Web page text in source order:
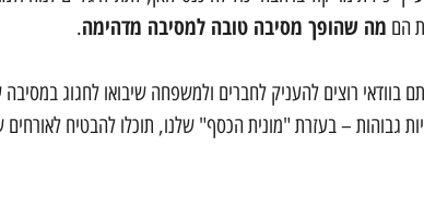
הם מה שהופך מסיבה טובה למסיבה מדהימה.
רוצים להעניק לחברים ולמשפחה שיבואו לחגוג
גבוהות – בעזרת "מונית הכסף" שלנו, תוכלו להבטיח